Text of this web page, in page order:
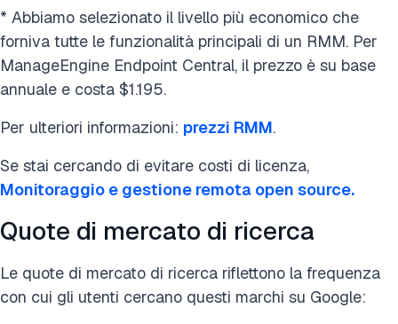
* Abbiamo selezionato il livello più economico che
forniva tutte le funzionalità principali di un RMM. Per
ManageEngine Endpoint Central, il prezzo è su base
annuale e costa $1.195.
Per ulteriori informazioni: prezzi RMM.
Se stai cercando di evitare costi di licenza,
Monitoraggio e gestione remota open source.
Quote di mercato di ricerca
Le quote di mercato di ricerca riflettono la frequenza
con cui gli utenti cercano questi marchi su Google: